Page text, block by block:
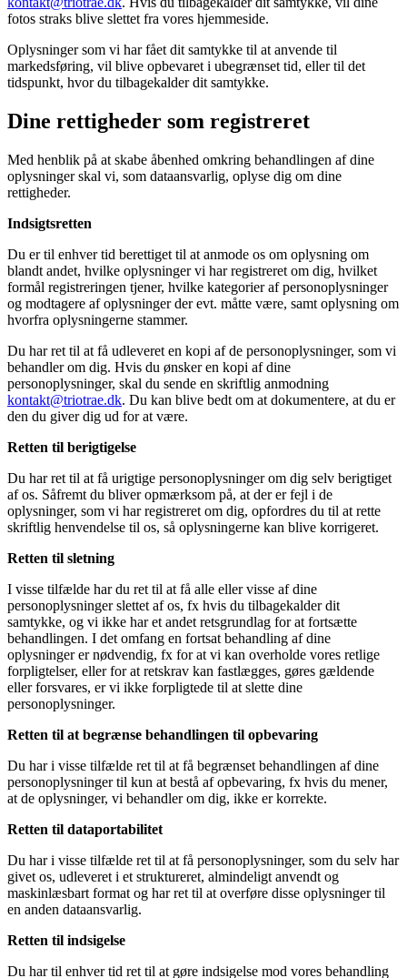
fotos straks blive slettet fra vores hjemmeside.
Oplysninger som vi har fået dit samtykke til at anvende til
markedsføring, vil blive opbevaret i ubegrænset tid, eller til det
tidspunkt, hvor du tilbagekalder dit samtykke.
Dine rettigheder som registreret
Med henblik på at skabe åbenhed omkring behandlingen af dine
oplysninger skal vi, som dataansvarlig, oplyse dig om dine
rettigheder.
Indsigtsretten
Du er til enhver tid berettiget til at anmode os om oplysning om
blandt andet, hvilke oplysninger vi har registreret om dig, hvilket
formål registreringen tjener, hvilke kategorier af personoplysninger
og modtagere af oplysninger der evt. måtte være, samt oplysning om
hvorfra oplysningerne stammer.
Du har ret til at få udleveret en kopi af de personoplysninger, som vi
behandler om dig. Hvis du ønsker en kopi af dine
personoplysninger, skal du sende en skriftlig anmodning
kontakt@triotrae.dk. Du kan blive bedt om at dokumentere, at du er
den du giver dig ud for at være.
Retten til berigtigelse
Du har ret til at få urigtige personoplysninger om dig selv berigtiget
af os. Såfremt du bliver opmærksom på, at der er fejl i de
oplysninger, som vi har registreret om dig, opfordres du til at rette
skriftlig henvendelse til os, så oplysningerne kan blive korrigeret.
Retten til sletning
I visse tilfælde har du ret til at få alle eller visse af dine
personoplysninger slettet af os, fx hvis du tilbagekalder dit
samtykke, og vi ikke har et andet retsgrundlag for at fortsætte
behandlingen. I det omfang en fortsat behandling af dine
oplysninger er nødvendig, fx for at vi kan overholde vores retlige
forpligtelser, eller for at retskrav kan fastlægges, gøres gældende
eller forsvares, er vi ikke forpligtede til at slette dine
personoplysninger.
Retten til at begrænse behandlingen til opbevaring
Du har i visse tilfælde ret til at få begrænset behandlingen af dine
personoplysninger til kun at bestå af opbevaring, fx hvis du mener,
at de oplysninger, vi behandler om dig, ikke er korrekte.
Retten til dataportabilitet
Du har i visse tilfælde ret til at få personoplysninger, som du selv har
givet os, udleveret i et struktureret, almindeligt anvendt og
maskinlæsbart format og har ret til at overføre disse oplysninger til
en anden dataansvarlig.
Retten til indsigelse
Du har til enhver tid ret til at gøre indsigelse mod vores behandling